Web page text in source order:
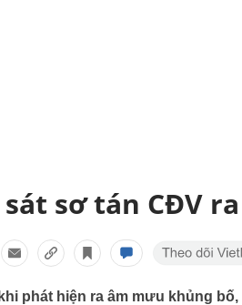
sát sơ tán CĐV
phát hiện ra âm mưu khủng